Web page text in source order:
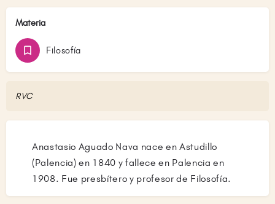
Materia
Filosofía
RVC
Anastasio Aguado Nava nace en Astudillo
(Palencia) en 1840 y fallece en Palencia en
1908. Fue presbítero y profesor de Filosofía.